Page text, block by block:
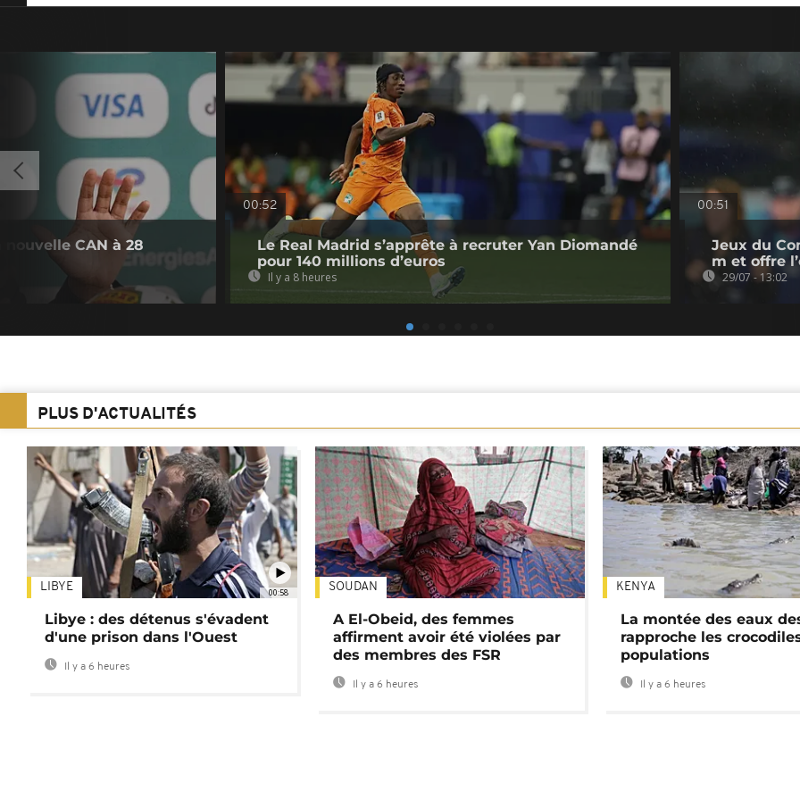
CAN à 28
00:52
Le Real Madrid s’apprête à recruter Yan Diomandé
pour 140 millions d’euros
Il y a 8 heures
00:51
Jeux du
m et offre
29/07 - 13:02
PLUS D'ACTUALITÉS
00:58
LIBYE
Libye : des détenus s'évadent
d'une prison dans l'Ouest
Il y a 6 heures
SOUDAN
A El-Obeid, des femmes
affirment avoir été violées par
des membres des FSR
Il y a 6 heures
KENYA
La montée des eaux
rapproche les
populations
Il y a 6 heures